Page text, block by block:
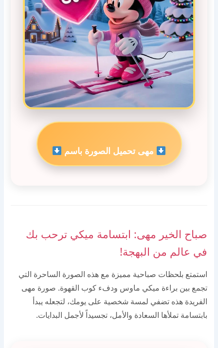
مهى تحميل الصورة باسم
صباح الخير مهى: ابتسامة ميكي ترحب بك
في عالم من البهجة!
استمتع بلحظات صباحية مميزة مع هذه الصورة الساحرة التي
تجمع بين براءة ميكي ماوس ودفء كوب القهوة. صورة مهى
الفريدة هذه تضفي لمسة شخصية على يومك، لتجعله يبدأ
بابتسامة تملأها السعادة والأمل، تجسيداً لأجمل البدايات.